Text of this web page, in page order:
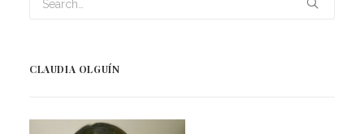
CLAUDIA OLGUÍN